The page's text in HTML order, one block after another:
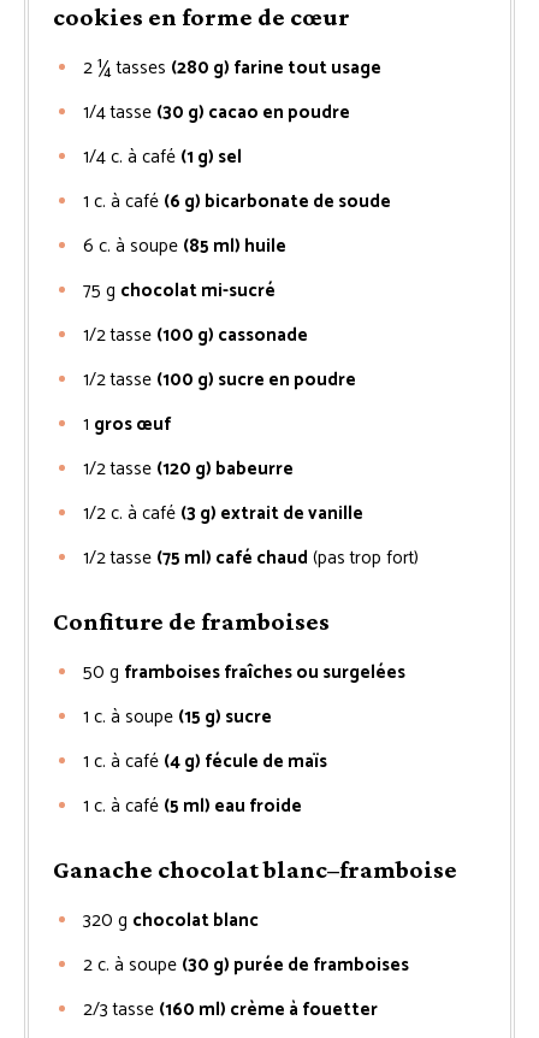
cookies en forme de cœur
2 ¼tasses (280 g) farine tout usage
1/4tasse (30 g) cacao en poudre
1/4c. à café (1 g) sel
1 c. à café (6 g) bicarbonate de soude
6 c. à soupe (85 ml) huile
75 g chocolat mi-sucré
1/2tasse (100 g) cassonade
1/2tasse (100 g) sucre en poudre
1 gros œuf
1/2tasse (120 g) babeurre
1/2c. à café (3 g) extrait de vanille
1/2tasse (75 ml) café chaud (pas trop fort)
Confiture de framboises
50 g framboises fraîches ou surgelées
1 c. à soupe (15 g) sucre
1 c. à café (4 g) fécule de maïs
1 c. à café (5 ml) eau froide
Ganache chocolat blanc–framboise
320 g chocolat blanc
2c. à soupe (30 g) purée de framboises
2/3tasse (160 ml) crème à fouetter